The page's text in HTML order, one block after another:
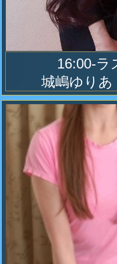
パソコンで
16:00-ラ
城嶋ゆりあ